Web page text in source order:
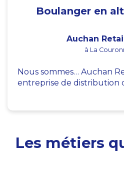
Boulanger en
Auchan
à La
Nous sommes… Auchan
entreprise de distribution
Les métiers